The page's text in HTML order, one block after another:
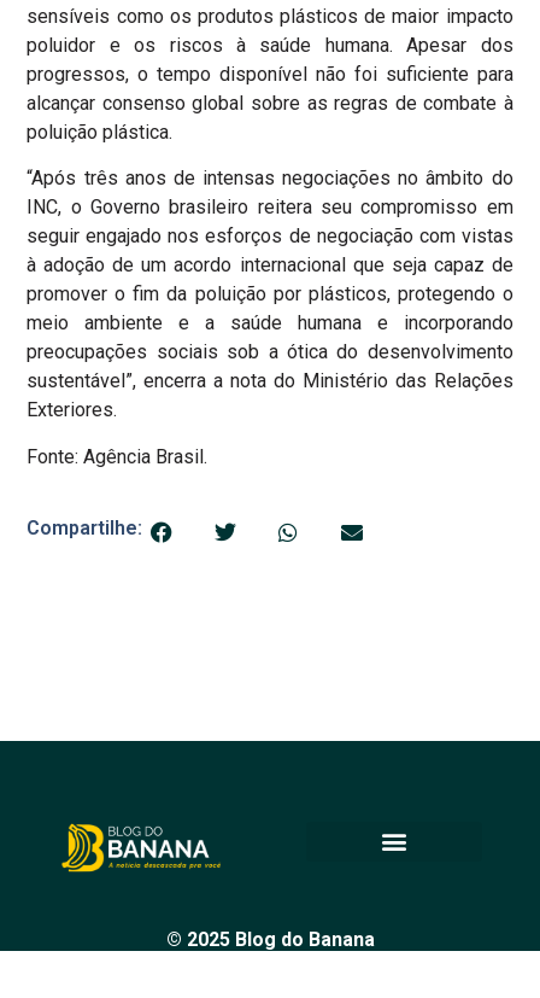
sensíveis como os produtos plásticos de maior impacto
poluidor e os riscos à saúde humana. Apesar dos
progressos, o tempo disponível não foi suficiente para
alcançar consenso global sobre as regras de combate à
poluição plástica.
“Após três anos de intensas negociações no âmbito do
INC, o Governo brasileiro reitera seu compromisso em
seguir engajado nos esforços de negociação com vistas
à adoção de um acordo internacional que seja capaz de
promover o fim da poluição por plásticos, protegendo o
meio ambiente e a saúde humana e incorporando
preocupações sociais sob a ótica do desenvolvimento
sustentável”, encerra a nota do Ministério das Relações
Exteriores.
Fonte: Agência Brasil.
Compartilhe:
© 2025 Blog do Banana